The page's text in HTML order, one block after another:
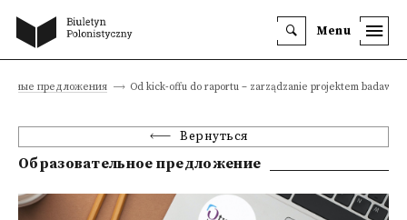
Menu
предложения Od kick-offu do raportu – zarządzanie projektem
Вернуться
Образовательное предложение